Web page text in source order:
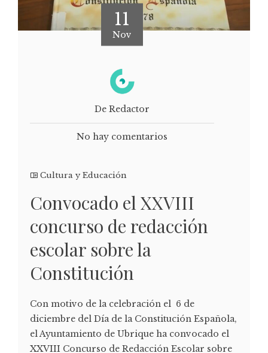
11
Nov
De Redactor
No hay comentarios
Cultura y Educación
Convocado el XXVIII
concurso de redacción
escolar sobre la
Constitución
Con motivo de la celebración el 6 de
diciembre del Día de la Constitución Española,
el Ayuntamiento de Ubrique ha convocado el
XXVIII Concurso de Redacción Escolar sobre